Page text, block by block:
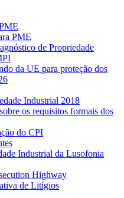
PME
de Propriedade
da UE para proteção dos
Industrial 2018
os requisitos formais dos
do CPI
Industrial da Lusofonia
Highway
de Litígios